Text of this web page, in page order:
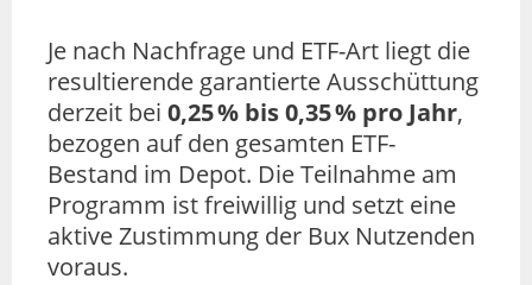
Je nach Nachfrage und ETF-Art liegt die
resultierende garantierte Ausschüttung
derzeit bei 0,25 % bis 0,35 % pro Jahr,
bezogen auf den gesamten ETF-
Bestand im Depot. Die Teilnahme am
Programm ist freiwillig und setzt eine
aktive Zustimmung der Bux Nutzenden
voraus.